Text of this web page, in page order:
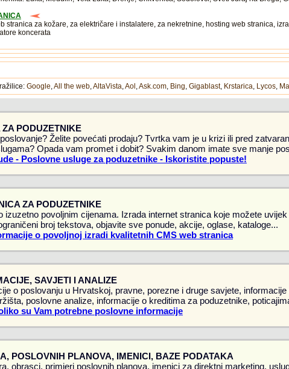
stranica za kožare, za električare i instalatere, za nekretnine, hosting web stranica,
koncerata
Google,All the web,AltaVista,Aol ,Ask.com, Bing, Gigablast, Krstarica, Lycos,
PODUZETNIKE
Želite povećati prodaju? Tvrtka vam je u krizi ili pred
Opada vam promet i dobit? Svakim danom imate sve manje
- Poslovne usluge za poduzetnike - Iskoristite popuste!
ZA PODUZETNIKE
izuzetno povoljnim cijenama. Izrada internet stranica koje možete
broj tekstova, objavite sve ponude, akcije, oglase, kataloge...
o povoljnoj izradi kvalitetnih CMS web stranica
SAVJETI I ANALIZE
o poslovanju u Hrvatskoj, pravne, porezne i druge savjete,
poslovne analize, informacije o kreditima za poduzetnike,
su Vam potrebne poslovne informacije
POSLOVNIH PLANOVA, IMENICI, BAZE PODATAKA
obrasci, primjeri poslovnih planova, imenici za direktni marketing,